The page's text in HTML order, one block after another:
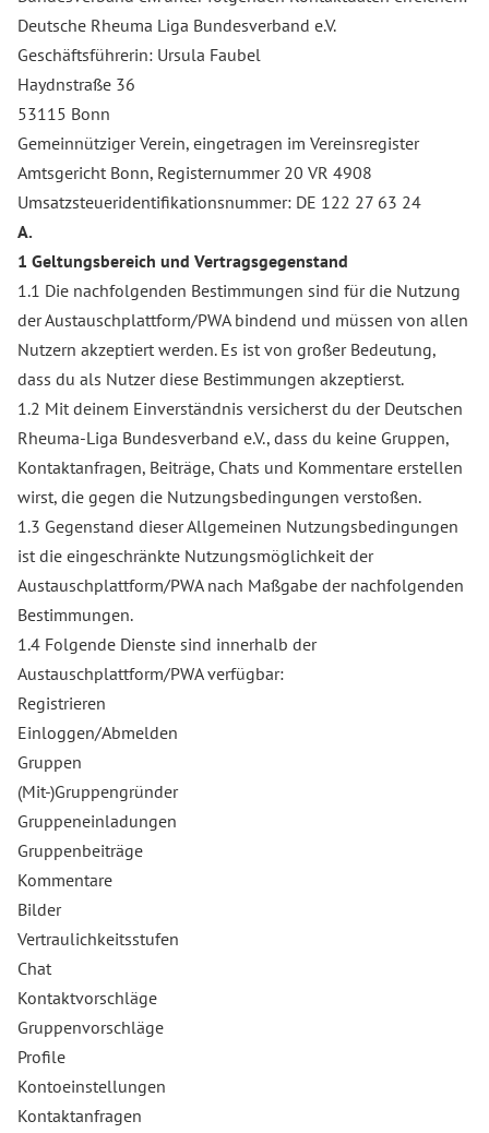
Deutsche Rheuma Liga Bundesverband e.V.
Geschäftsführerin: Ursula Faubel
Haydnstraße 36
53115 Bonn
Gemeinnütziger Verein, eingetragen im Vereinsregister
Amtsgericht Bonn, Registernummer 20 VR 4908
Umsatzsteueridentifikationsnummer: DE 122 27 63 24
A.
1 Geltungsbereich und Vertragsgegenstand
1.1 Die nachfolgenden Bestimmungen sind für die Nutzung
der Austauschplattform/PWA bindend und müssen von allen
Nutzern akzeptiert werden. Es ist von großer Bedeutung,
dass du als Nutzer diese Bestimmungen akzeptierst.
1.2 Mit deinem Einverständnis versicherst du der Deutschen
Rheuma-Liga Bundesverband e.V., dass du keine Gruppen,
Kontaktanfragen, Beiträge, Chats und Kommentare erstellen
wirst, die gegen die Nutzungsbedingungen verstoßen.
1.3 Gegenstand dieser Allgemeinen Nutzungsbedingungen
ist die eingeschränkte Nutzungsmöglichkeit der
Austauschplattform/PWA nach Maßgabe der nachfolgenden
Bestimmungen.
1.4 Folgende Dienste sind innerhalb der
Austauschplattform/PWA verfügbar:
Registrieren
Einloggen/Abmelden
Gruppen
(Mit-)Gruppengründer
Gruppeneinladungen
Gruppenbeiträge
Kommentare
Bilder
Vertraulichkeitsstufen
Chat
Kontaktvorschläge
Gruppenvorschläge
Profile
Kontoeinstellungen
Kontaktanfragen